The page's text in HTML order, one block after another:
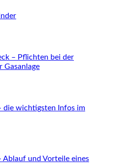
– Pflichten bei der
Gasanlage
die wichtigsten Infos im
Ablauf und Vorteile eines